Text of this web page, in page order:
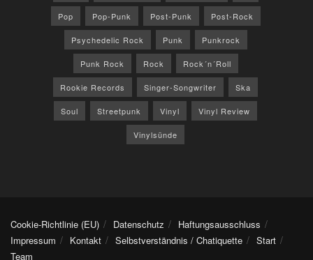
Pop Pop-Punk Post-Punk Post-Rock
Psychedelic Rock Punk Punkrock
Punk Rock Rock Rock´n´Roll
Rookie Records Singer-Songwriter Ska
Soul Streetpunk Vinyl Vinyl Review
Vinylsünde
Cookie-Richtlinie (EU) Datenschutz
Haftungsausschluss
Impressum
Kontakt Selbstverständnis / Chatiquette
Start
Team